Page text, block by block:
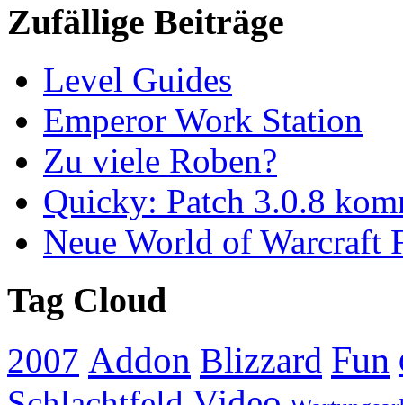
Zufällige Beiträge
Level Guides
Emperor Work Station
Zu viele Roben?
Quicky: Patch 3.0.8
Neue World of Warcraft
Tag Cloud
2007 Addon Blizzard Fun